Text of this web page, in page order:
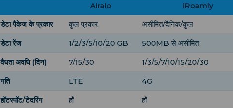
Airalo iRoamly
डेटा पैकेज के प्रकार
कुल प्रकार असीमित/दैनिक/कुल
डेटा रेंज 1/2/3/5/10/20 GB 500MB से असीमित
वैधता अवधि (दिन) 7/15/30 1/3/5/7/10/15/20/30
गति LTE 4G
हॉटस्पॉट/टेदरिंग हाँ हाँ